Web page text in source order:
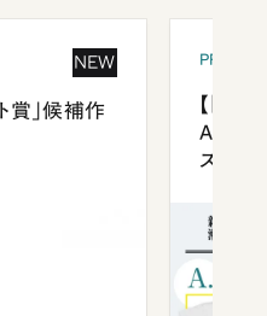
NEW
賞」候補作
【「新
ズプレ